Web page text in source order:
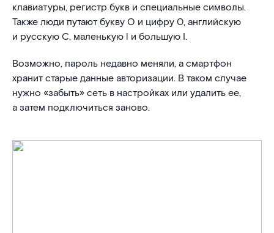
клавиатуры, регистр букв и специальные символы.
Также люди путают букву О и цифру 0, английскую
и русскую С, маленькую l и большую I.
Возможно, пароль недавно меняли, а смартфон
хранит старые данные авторизации. В таком случае
нужно «забыть» сеть в настройках или удалить ее,
а затем подключиться заново.